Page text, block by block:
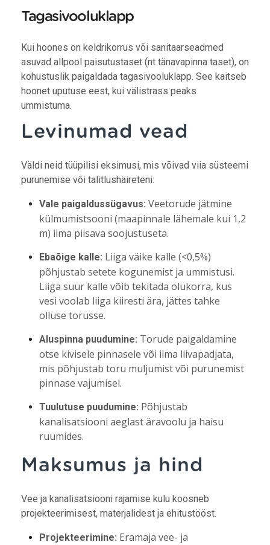
Tagasivooluklapp
Kui hoones on keldrikorrus või sanitaarseadmed
asuvad allpool paisutustaset (nt tänavapinna taset), on
kohustuslik paigaldada tagasivooluklapp. See kaitseb
hoonet uputuse eest, kui välistrass peaks
ummistuma.
Levinumad vead
Väldi neid tüüpilisi eksimusi, mis võivad viia süsteemi
purunemise või talitlushäireteni:
Vale paigaldussügavus: Veetorude jätmine
külmumistsooni (maapinnale lähemale kui 1,2
m) ilma piisava soojustuseta.
Ebaõige kalle: Liiga väike kalle (<0,5%)
põhjustab setete kogunemist ja ummistusi.
Liiga suur kalle võib tekitada olukorra, kus
vesi voolab liiga kiiresti ära, jättes tahke
olluse torusse.
Aluspinna puudumine: Torude paigaldamine
otse kivisele pinnasele või ilma liivapadjata,
mis põhjustab toru muljumist või purunemist
pinnase vajumisel.
Tuulutuse puudumine: Põhjustab
kanalisatsiooni aeglast äravoolu ja haisu
ruumides.
Maksumus ja hind
Vee ja kanalisatsiooni rajamise kulu koosneb
projekteerimisest, materjalidest ja ehitustööst.
Projekteerimine: Eramaja vee- ja